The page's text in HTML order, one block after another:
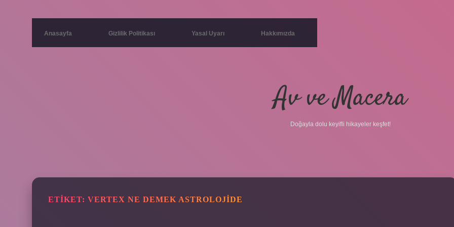
Anasayfa Gizlilik Politikası Yasal Uyarı Hakkımızda
Av ve Macera
Doğayla dolu keyifli hikayeler keşfet!
ETIKET: VERTEX NE DEMEK ASTROLOJIDE